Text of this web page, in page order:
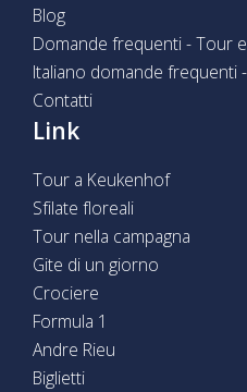
Blog
Domande frequenti - Tour
Italiano domande frequenti
Contatti
Link
Tour a Keukenhof
Sfilate floreali
Tour nella campagna
Gite di un giorno
Crociere
Formula 1
Andre Rieu
Biglietti